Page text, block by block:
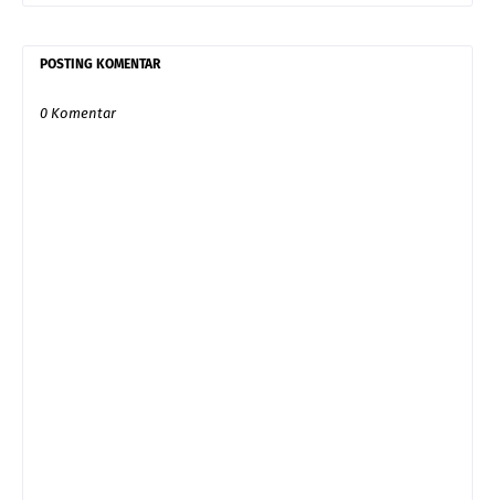
POSTING KOMENTAR
0 Komentar